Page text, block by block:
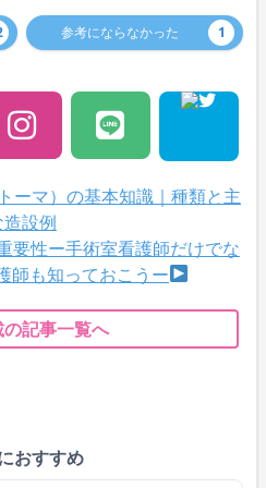
参考にならなかった 1
ーマ）の基本知識｜種類と主
造設例
要性ー手術室看護師だけでな
師も知っておこうー
の記事一覧へ
おすすめ